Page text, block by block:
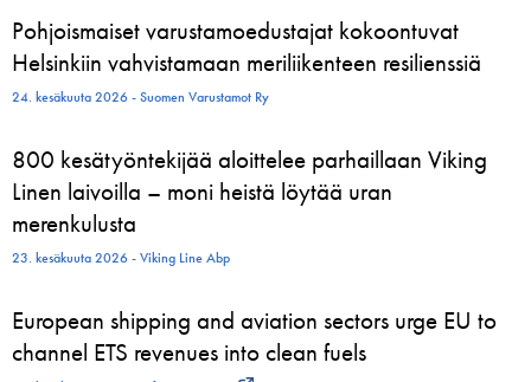
Pohjoismaiset varustamoedustajat kokoontuvat
Helsinkiin vahvistamaan meriliikenteen resilienssiä
24. kesäkuuta 2026 - Suomen Varustamot Ry
800 kesätyöntekijää aloittelee parhaillaan Viking
Linen laivoilla – moni heistä löytää uran
merenkulusta
23. kesäkuuta 2026 - Viking Line Abp
European shipping and aviation sectors urge EU to
channel ETS revenues into clean fuels